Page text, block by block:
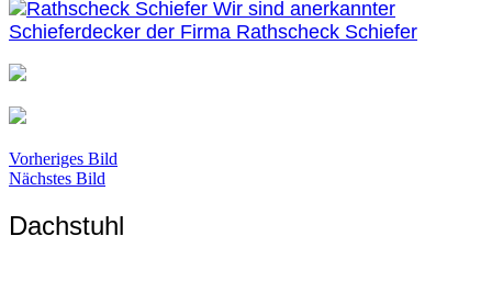
Vorheriges Bild
Nächstes Bild
Dachstuhl